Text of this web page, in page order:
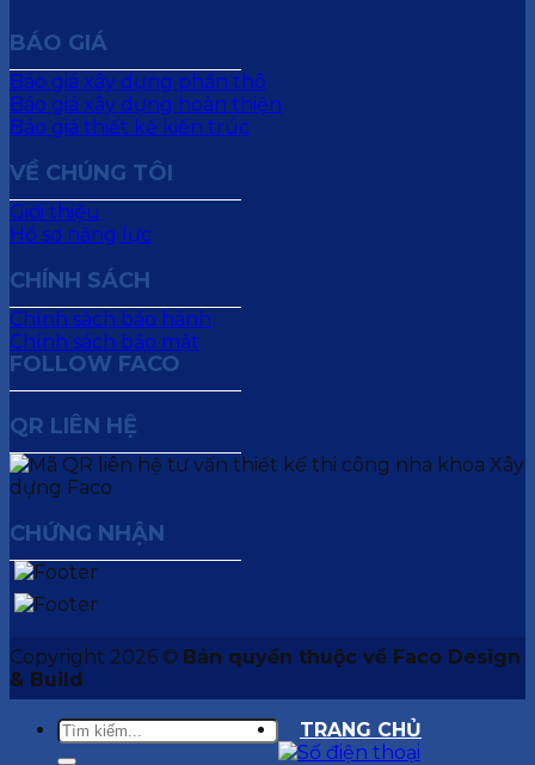
BÁO GIÁ
Báo giá xây dựng phần thô
Báo giá xây dựng hoàn thiện
Báo giá thiết kế kiến trúc
VỀ CHÚNG TÔI
Giới thiệu
Hồ sơ năng lực
CHÍNH SÁCH
Chính sách bảo hành
Chính sách bảo mật
FOLLOW FACO
QR LIÊN HỆ
CHỨNG NHẬN
Copyright 2026 © Bản quyền thuộc về Faco Design
& Build
TRANG CHỦ